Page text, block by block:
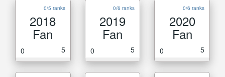
0/5 ranks
2018
Fan
0 5
0/6 ranks
2019
Fan
0 5
0/6 ranks
2020
Fan
0 5